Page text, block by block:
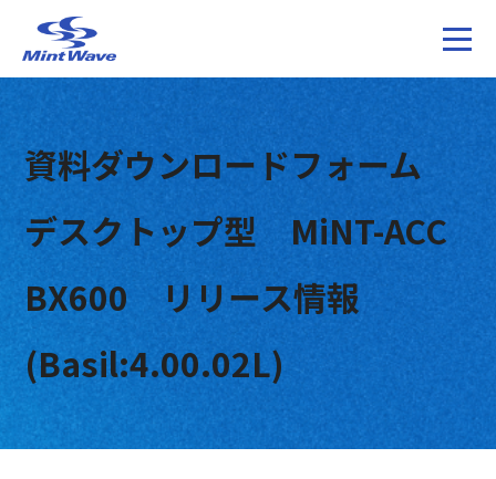
資料ダウンロードフォーム
デスクトップ型 MiNT-ACC
BX600 リリース情報
(Basil:4.00.02L)